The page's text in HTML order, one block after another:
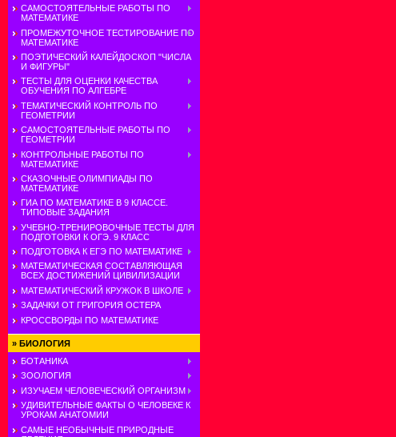
САМОСТОЯТЕЛЬНЫЕ РАБОТЫ ПО
МАТЕМАТИКЕ
ПРОМЕЖУТОЧНОЕ ТЕСТИРОВАНИЕ ПО
МАТЕМАТИКЕ
ПОЭТИЧЕСКИЙ КАЛЕЙДОСКОП "ЧИСЛА
И ФИГУРЫ"
ТЕСТЫ ДЛЯ ОЦЕНКИ КАЧЕСТВА
ОБУЧЕНИЯ ПО АЛГЕБРЕ
ТЕМАТИЧЕСКИЙ КОНТРОЛЬ ПО
ГЕОМЕТРИИ
САМОСТОЯТЕЛЬНЫЕ РАБОТЫ ПО
ГЕОМЕТРИИ
КОНТРОЛЬНЫЕ РАБОТЫ ПО
МАТЕМАТИКЕ
СКАЗОЧНЫЕ ОЛИМПИАДЫ ПО
МАТЕМАТИКЕ
ГИА ПО МАТЕМАТИКЕ В 9 КЛАССЕ.
ТИПОВЫЕ ЗАДАНИЯ
УЧЕБНО-ТРЕНИРОВОЧНЫЕ ТЕСТЫ ДЛЯ
ПОДГОТОВКИ К ОГЭ. 9 КЛАСС
ПОДГОТОВКА К ЕГЭ ПО МАТЕМАТИКЕ
МАТЕМАТИЧЕСКАЯ СОСТАВЛЯЮЩАЯ
ВСЕХ ДОСТИЖЕНИЙ ЦИВИЛИЗАЦИИ
МАТЕМАТИЧЕСКИЙ КРУЖОК В ШКОЛЕ
ЗАДАЧКИ ОТ ГРИГОРИЯ ОСТЕРА
КРОССВОРДЫ ПО МАТЕМАТИКЕ
» БИОЛОГИЯ
БОТАНИКА
ЗООЛОГИЯ
ИЗУЧАЕМ ЧЕЛОВЕЧЕСКИЙ ОРГАНИЗМ
УДИВИТЕЛЬНЫЕ ФАКТЫ О ЧЕЛОВЕКЕ К
УРОКАМ АНАТОМИИ
САМЫЕ НЕОБЫЧНЫЕ ПРИРОДНЫЕ